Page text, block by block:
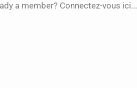
a member? Connectez-vous ici...